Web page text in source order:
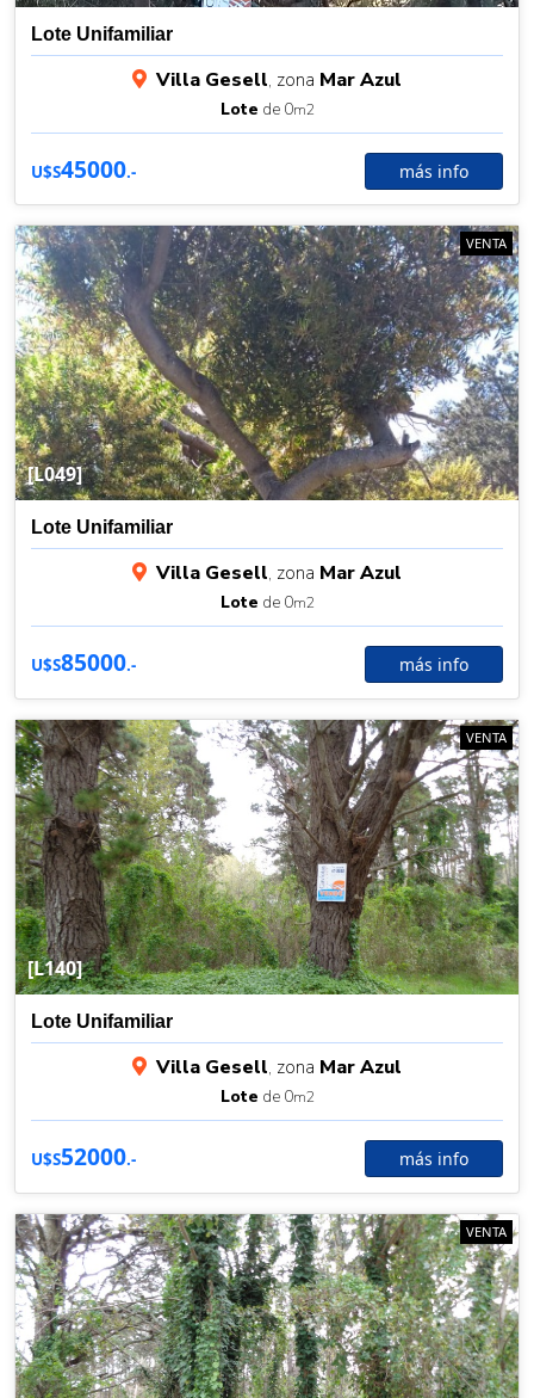
Lote Unifamiliar
Villa Gesell, zona Mar Azul
Lote de 0m2
U$S45000.- más info
[L049]
VENTA
Lote Unifamiliar
Villa Gesell, zona Mar Azul
Lote de 0m2
U$S85000.- más info
[L140]
VENTA
Lote Unifamiliar
Villa Gesell, zona Mar Azul
Lote de 0m2
U$S52000.- más info
VENTA